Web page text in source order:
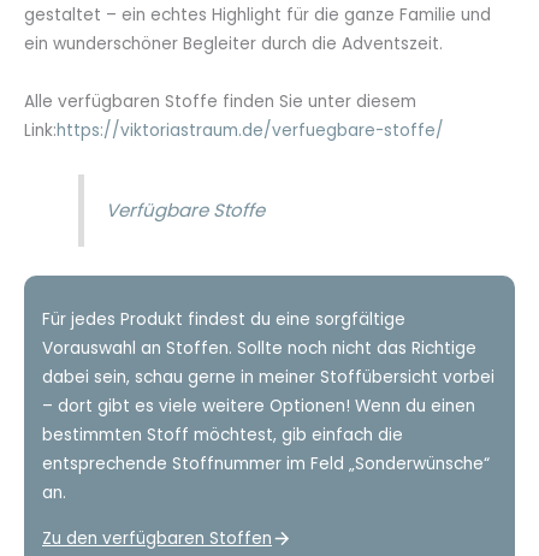
gestaltet – ein echtes Highlight für die ganze Familie und
ein wunderschöner Begleiter durch die Adventszeit.
Alle verfügbaren Stoffe finden Sie unter diesem
Link:https://viktoriastraum.de/verfuegbare-stoffe/
Verfügbare Stoffe
Für jedes Produkt findest du eine sorgfältige
Vorauswahl an Stoffen. Sollte noch nicht das Richtige
dabei sein, schau gerne in meiner Stoffübersicht vorbei
– dort gibt es viele weitere Optionen! Wenn du einen
bestimmten Stoff möchtest, gib einfach die
entsprechende Stoffnummer im Feld „Sonderwünsche“
an.
Zu den verfügbaren Stoffen